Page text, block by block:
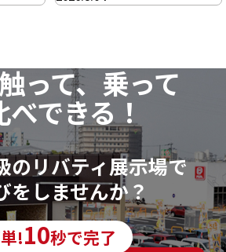
って、乗って
べできる！
のリバティ展示場で
をしませんか？
!10秒で完了